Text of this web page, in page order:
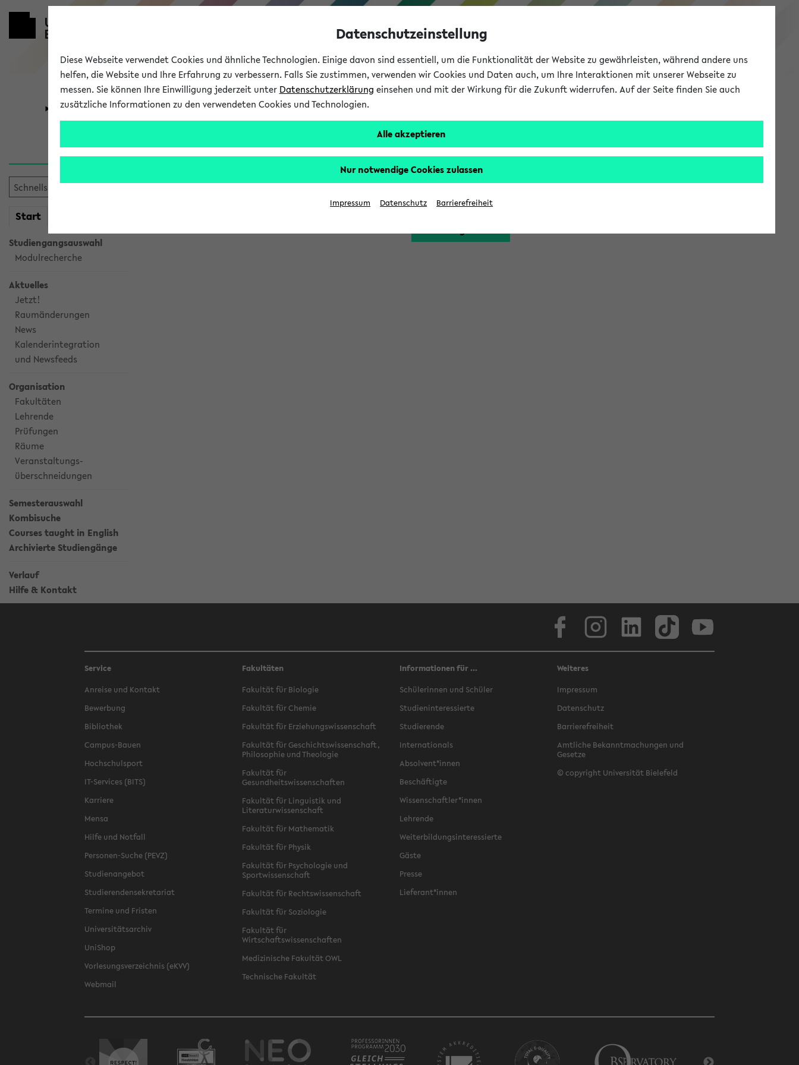
eKVV
Universität Forschung Studium
Start
Studiengangsauswahl
Modulrecherche
Aktuelles
Jetzt!
Raumänderungen
News
Kalenderintegration
und Newsfeeds
Organisation
Fakultäten
Lehrende
Prüfungen
Räume
Veranstaltungs-
überschneidungen
Semesterauswahl
Kombisuche
Courses taught in English
Archivierte Studiengänge
Verlauf
Hilfe & Kontakt
Sie möchten auf eine eKVV Funktion zugreifen, die Ihnen erst nach einer Anmeldung am System zur Verfügung steht.
Bitte melden Sie sich an:
Service
Anreise und Kontakt
Bewerbung
Bibliothek
Campus-Bauen
Hochschulsport
IT-Services (BITS)
Karriere
Mensa
Hilfe und Notfall
Personen-Suche (PEVZ)
Studienangebot
Studierendensekretariat
Termine und Fristen
Universitätsarchiv
UniShop
Vorlesungsverzeichnis (eKVV)
Webmail
Fakultäten
Fakultät für Biologie
Fakultät für Chemie
Fakultät für Erziehungswissenschaft
Fakultät für Geschichtswissenschaft,
Philosophie und Theologie
Fakultät für
Gesundheitswissenschaften
Fakultät für Linguistik und
Literaturwissenschaft
Fakultät für Mathematik
Fakultät für Physik
Fakultät für Psychologie und
Sportwissenschaft
Fakultät für Rechtswissenschaft
Fakultät für Soziologie
Fakultät für
Wirtschaftswissenschaften
Medizinische Fakultät OWL
Technische Fakultät
Informationen für ...
Schülerinnen und Schüler
Studieninteressierte
Studierende
Internationals
Absolvent*innen
Beschäftigte
Wissenschaftler*innen
Lehrende
Weiterbildungsinteressierte
Gäste
Presse
Lieferant*innen
Weiteres
Impressum
Datenschutz
Barrierefreiheit
Amtliche Bekanntmachungen und
Gesetze
© copyright Universität Bielefeld
Datenschutzeinstellung
Diese Webseite verwendet Cookies und ähnliche Technologien. Einige davon sind essentiell, um die Funktionalität der Website zu gewährleisten, während andere uns
helfen, die Website und Ihre Erfahrung zu verbessern. Falls Sie zustimmen, verwenden wir Cookies und Daten auch, um Ihre Interaktionen mit unserer Webseite zu
messen. Sie können Ihre Einwilligung jederzeit unter Datenschutzerklärung einsehen und mit der Wirkung für die Zukunft widerrufen. Auf der Seite finden Sie auch
zusätzliche Informationen zu den verwendeten Cookies und Technologien.
Alle akzeptieren
Nur notwendige Cookies zulassen
Impressum Datenschutz Barrierefreiheit